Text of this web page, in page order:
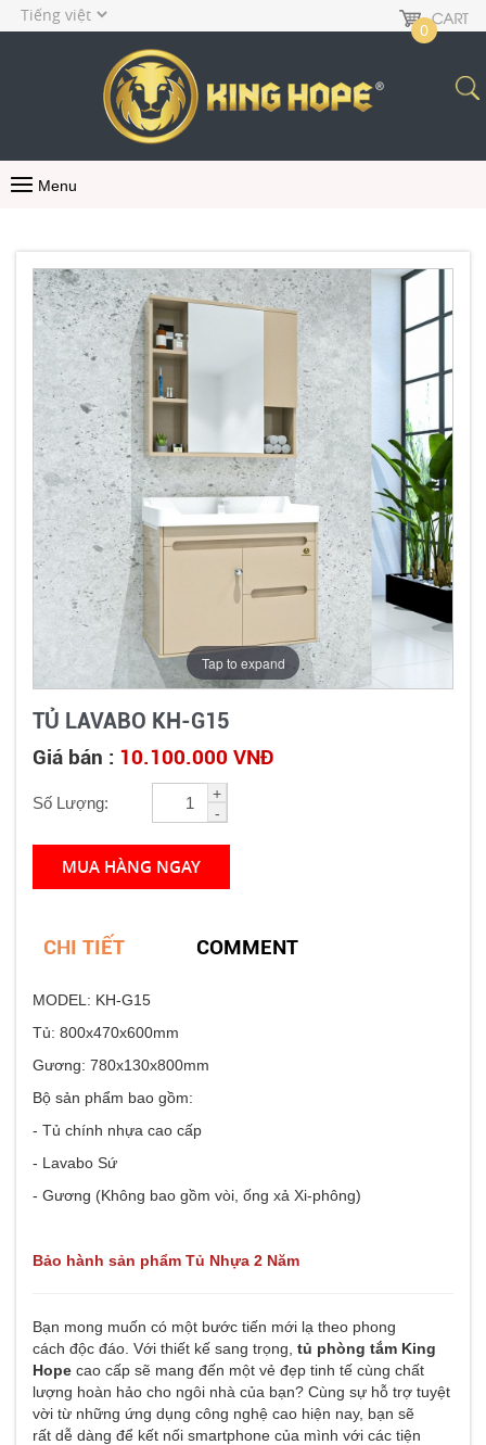
0
Menu
Tap to expand
TỦ LAVABO KH-G15
Giá bán : 10.100.000 VNĐ
Số Lượng:
+
-
MUA HÀNG NGAY
CHI TIẾT COMMENT
MODEL: KH-G15
Tủ: 800x470x600mm
Gương: 780x130x800mm
Bộ sản phẩm bao gồm:
- Tủ chính nhựa cao cấp
- Lavabo Sứ
- Gương (Không bao gồm vòi, ống xả Xi-phông)
Bảo hành sản phẩm Tủ Nhựa 2 Năm
Bạn mong muốn có một bước tiến mới lạ theo phong
cách độc đáo. Với thiết kế sang trọng, tủ phòng tắm King
Hope cao cấp sẽ mang đến một vẻ đẹp tinh tế cùng chất
lượng hoàn hảo cho ngôi nhà của bạn? Cùng sự hỗ trợ tuyệt
vời từ những ứng dụng công nghệ cao hiện nay, bạn sẽ
rất dễ dàng để kết nối smartphone của mình với các tiện
7.977.000 VNĐ